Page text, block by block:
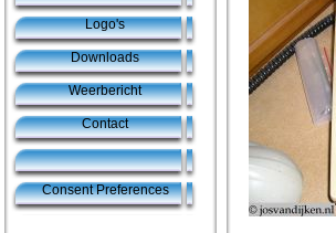
Logo's
Downloads
Weerbericht
Contact
Consent Preferences